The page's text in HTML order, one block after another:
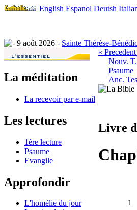
English Espanol Deutsh
9 août 2026 - Sainte Thérèse-
La méditation
La recevoir par e-mail
Les lectures
1ère lecture
Psaume
Evangile
Approfondir
L'homélie du jour
« Precedent
Nouv. T.
Psaume
Anc.
Livre
1